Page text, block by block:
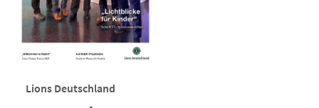
Lions Deutschland